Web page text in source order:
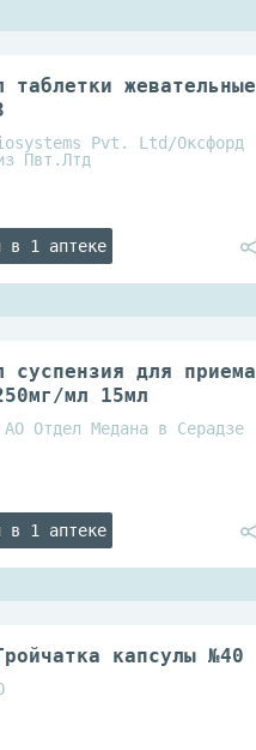
таблетки жевательные
Pvt. Ltd/Оксфорд
Пвт.Лтд
в 1 аптеке
суспензия для приема
мл 15мл
АО Отдел Медана в Серадзе
в 1 аптеке
капсулы №40